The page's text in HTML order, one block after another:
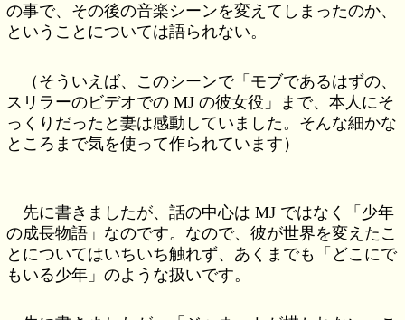
の事で、その後の音楽シーンを変えてしまったのか、
ということについては語られない。
（そういえば、このシーンで「モブであるはずの、
スリラーのビデオでの MJ の彼女役」まで、本人にそ
っくりだったと妻は感動していました。そんな細かな
ところまで気を使って作られています）
先に書きましたが、話の中心は MJ ではなく「少年
の成長物語」なのです。なので、彼が世界を変えたこ
とについてはいちいち触れず、あくまでも「どこにで
もいる少年」のような扱いです。